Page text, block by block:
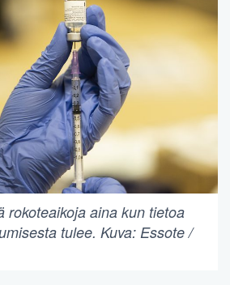
rokoteaikoja aina kun tietoa
tulee. Kuva: Essote /